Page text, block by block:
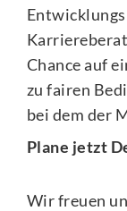
Chance auf
zu fairen
bei dem der
Plane jetzt
Wir freuen